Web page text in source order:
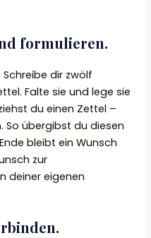
formulieren.
dir zwölf
Falte sie und lege sie
du einen Zettel –
So übergibst du diesen
bleibt ein Wunsch
zur
deiner eigenen